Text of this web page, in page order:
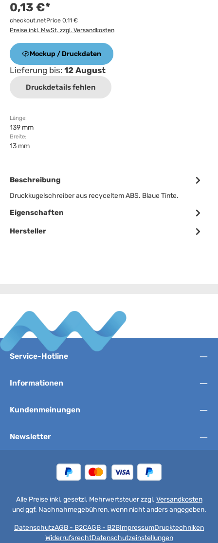
0,13 €*
checkout.netPrice 0,11 €
Preise inkl. MwSt. zzgl. Versandkosten
Mockup / Druckdaten
Lieferung bis: 12 August
Druckdetails fehlen
Länge:
139 mm
Breite:
13 mm
Beschreibung
Druckkugelschreiber aus recyceltem ABS. Blaue Tinte.
Eigenschaften
Hersteller
Service-Hotline
Informationen
Kundenmeinungen
Newsletter
Alle Preise inkl. gesetzl. Mehrwertsteuer zzgl. Versandkosten
und ggf. Nachnahmegebühren, wenn nicht anders angegeben.
DatenschutzAGB - B2CAGB - B2BImpressumDrucktechniken
WiderrufsrechtDatenschutzeinstellungen